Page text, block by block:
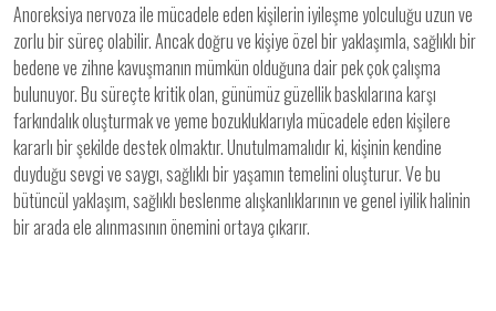
Anoreksiya nervoza ile mücadele eden kişilerin iyileşme yolculuğu uzun ve
zorlu bir süreç olabilir. Ancak doğru ve kişiye özel bir yaklaşımla, sağlıklı bir
bedene ve zihne kavuşmanın mümkün olduğuna dair pek çok çalışma
bulunuyor. Bu süreçte kritik olan, günümüz güzellik baskılarına karşı
farkındalık oluşturmak ve yeme bozukluklarıyla mücadele eden kişilere
kararlı bir şekilde destek olmaktır. Unutulmamalıdır ki, kişinin kendine
duyduğu sevgi ve saygı, sağlıklı bir yaşamın temelini oluşturur. Ve bu
bütüncül yaklaşım, sağlıklı beslenme alışkanlıklarının ve genel iyilik halinin
bir arada ele alınmasının önemini ortaya çıkarır.